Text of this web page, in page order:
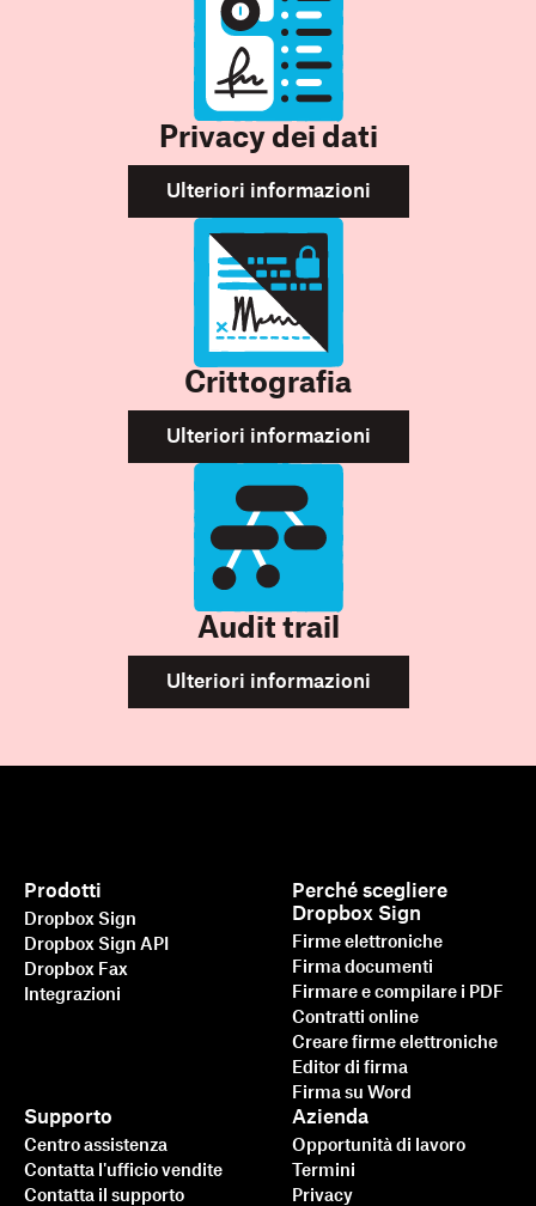
Privacy dei dati
Ulteriori informazioni
Crittografia
Ulteriori informazioni
Audit trail
Ulteriori informazioni
Prodotti
Dropbox Sign
Dropbox Sign API
Dropbox Fax
Integrazioni
Perché scegliere
Dropbox Sign
Firme elettroniche
Firma documenti
Firmare e compilare i PDF
Contratti online
Creare firme elettroniche
Editor di firma
Firma su Word
Supporto
Centro assistenza
Contatta l'ufficio vendite
Contatta il supporto
Azienda
Opportunità di lavoro
Termini
Privacy